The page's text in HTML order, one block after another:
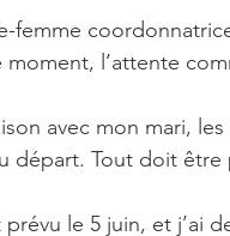
femme
l’attente
avec mon mari, les
départ. Tout doit être
le 5 juin, et j’ai